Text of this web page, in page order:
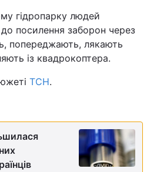
Війна
Політика
Світ
Лайт
гідропарку людей
посилення заборон через
попереджають, лякають
із квадрокоптера.
ТСН.